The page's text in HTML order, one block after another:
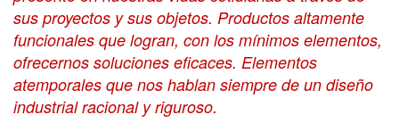
sus proyectos y sus objetos. Productos altamente
funcionales que logran, con los mínimos elementos,
ofrecernos soluciones eficaces. Elementos
atemporales que nos hablan siempre de un diseño
industrial racional y riguroso.